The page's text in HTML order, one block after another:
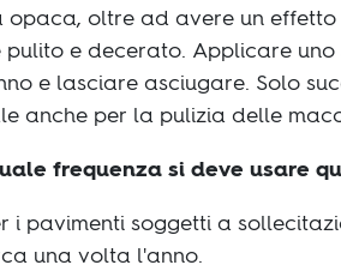
opaca, oltre ad avere un
pulito e decerato. Applicare
e lasciare asciugare. Solo
anche per la pulizia delle
frequenza si deve usare
i pavimenti soggetti a
una volta l'anno.